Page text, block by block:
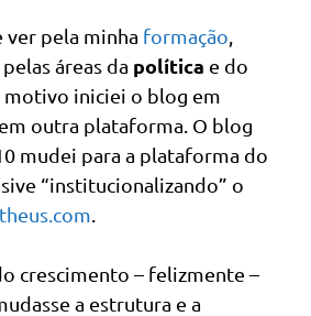
ver pela minha formação
áreas da política e do
motivo iniciei o blog em
, em outra plataforma. O blog
mudei para a plataforma do
“institucionalizando” o
crescimento – felizmente –
a estrutura e a